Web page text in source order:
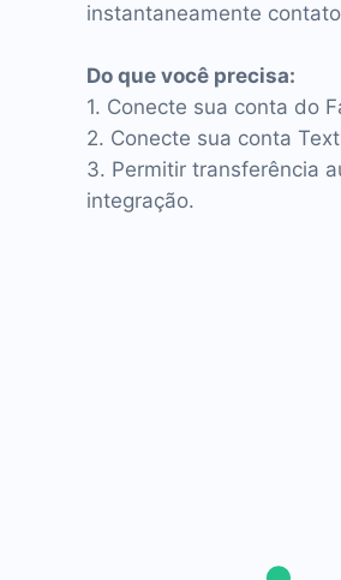
instantaneamente
Do que você precisa:
1. Conecte sua conta do
2. Conecte sua conta
3. Permitir transferência
integração.